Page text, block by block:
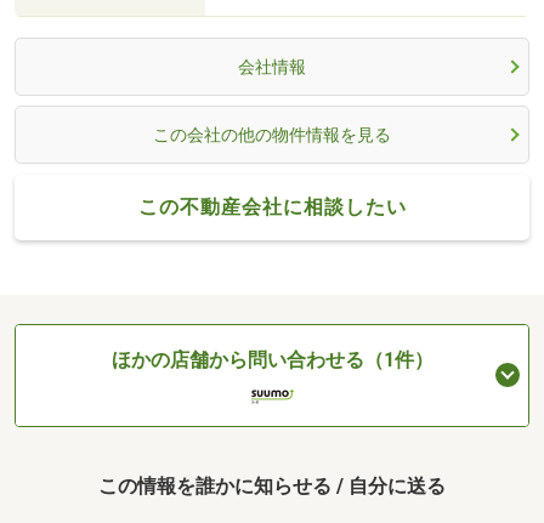
会社情報
この会社の他の物件情報を見る
この不動産会社に相談したい
ほかの店舗から問い合わせる（1件）
この情報を誰かに知らせる / 自分に送る